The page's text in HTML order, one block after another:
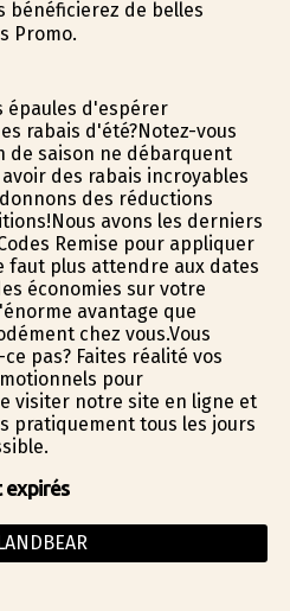
bénéficierez de belles
Promo.
épaules d'espérer
rabais d'été?Notez-vous
de saison ne débarquent
des rabais incroyables
des réductions
avons les derniers
Remise pour appliquer
faut plus attendre aux dates
économies sur votre
avantage que
chez vous.Vous
pas? Faites réalité vos
pour
visiter notre site en ligne et
pratiquement tous les jours
expirés